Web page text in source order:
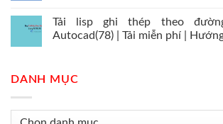
Tải lisp ghi thép theo
Autocad(78) | Tải miễn phí |
DANH MỤC
Danh